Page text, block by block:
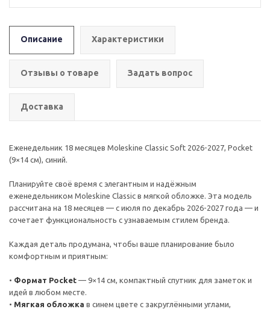
Описание Характеристики
Отзывы о товаре Задать вопрос
Доставка
Еженедельник 18 месяцев Moleskine Classic Soft 2026-2027, Pocket
(9×14 см), синий.
Планируйте своё время с элегантным и надёжным
еженедельником Moleskine Classic в мягкой обложке. Эта модель
рассчитана на 18 месяцев — с июля по декабрь 2026-2027 года — и
сочетает функциональность с узнаваемым стилем бренда.
Каждая деталь продумана, чтобы ваше планирование было
комфортным и приятным:
• Формат Pocket — 9×14 см, компактный спутник для заметок и
идей в любом месте.
• Мягкая обложка в синем цвете с закруглёнными углами,